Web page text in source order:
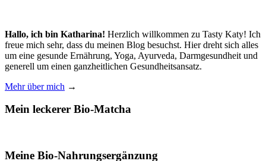
Hallo, ich bin Katharina! Herzlich willkommen zu Tasty Katy! Ich
freue mich sehr, dass du meinen Blog besuchst. Hier dreht sich alles
um eine gesunde Ernährung, Yoga, Ayurveda, Darmgesundheit und
generell um einen ganzheitlichen Gesundheitsansatz.
Mehr über mich →
Mein leckerer Bio-Matcha
Meine Bio-Nahrungsergänzung